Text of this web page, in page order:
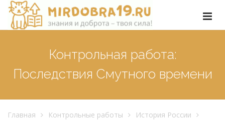
Контрольная работа:
Последствия Смутного времени
Главная Контрольные работы
История России